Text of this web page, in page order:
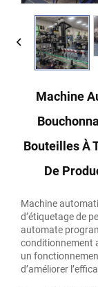
Machine
Bouteilles À
De
Machine
d’étiquetage de
automate
conditionnement
un
d’améliorer